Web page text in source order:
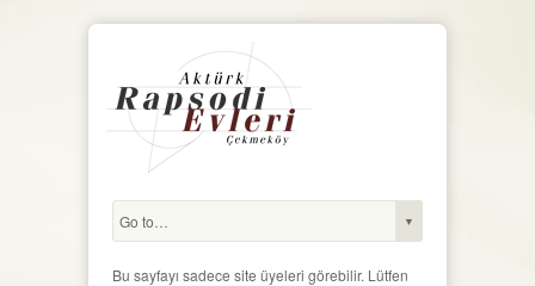
Bu sayfayı sadece site üyeleri görebilir. Lütfen